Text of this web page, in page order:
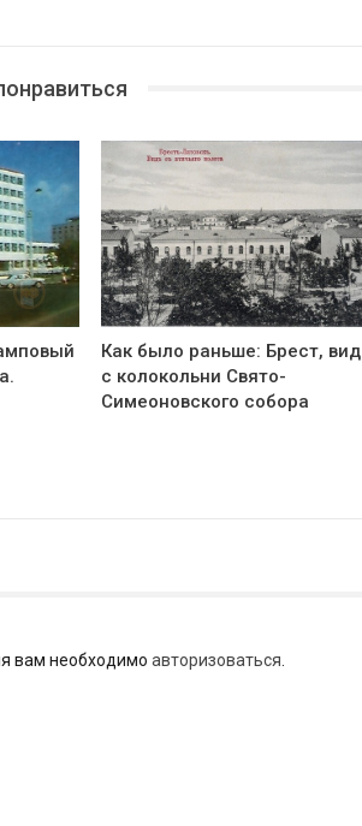
Как было раньше: Брест, вид
с колокольни Cвято-
Симеоновского собора
вам необходимо авторизоваться